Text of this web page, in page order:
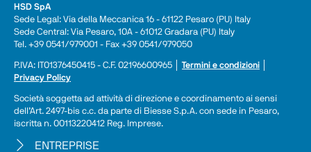
HSD SpA
Sede Legal: Via della Meccanica 16 - 61122 Pesaro (PU) Italy
Sede Central: Via Pesaro, 10A - 61012 Gradara (PU) Italy
Tel. +39 0541/979001 - Fax +39 0541/979050
P.IVA: IT01376450415 - C.F. 02196600965 │ Termini e condizioni
Privacy Policy
Società soggetta ad attività di direzione e coordinamento ai sensi
dell’Art. 2497-bis c.c. da parte di Biesse S.p.A. con sede in Pesaro,
iscritta n. 00113220412 Reg. Imprese.
ENTREPRISE